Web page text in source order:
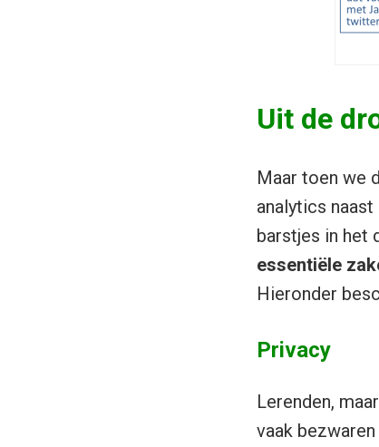
Uit de
Maar toen we
analytics
barstjes in het
essentiële
Hieronder
Privacy
Lerenden,
vaak